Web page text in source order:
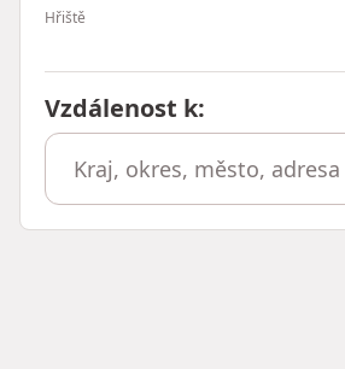
Hřiště
Vzdálenost k: